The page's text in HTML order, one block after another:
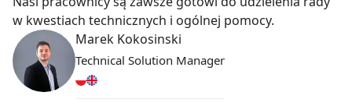
w kwestiach technicznych i ogólnej pomocy.
Marek Kokosinski
Technical Solution Manager